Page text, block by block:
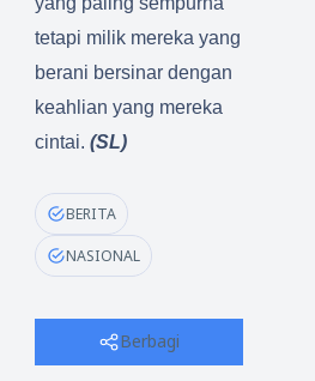
tetapi milik mereka yang
berani bersinar dengan
keahlian yang mereka
cintai. (SL)
BERITA
NASIONAL
Berbagi